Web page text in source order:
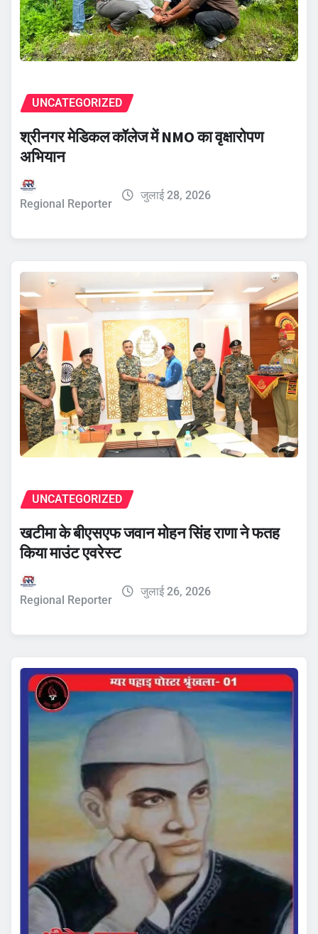
UNCATEGORIZED
श्रीनगर मेडिकल कॉलेज में NMO का वृक्षारोपण
अभियान
Regional Reporter
जुलाई 28, 2026
UNCATEGORIZED
खटीमा के बीएसएफ जवान मोहन सिंह राणा ने फतह
किया माउंट एवरेस्ट
Regional Reporter
जुलाई 26, 2026